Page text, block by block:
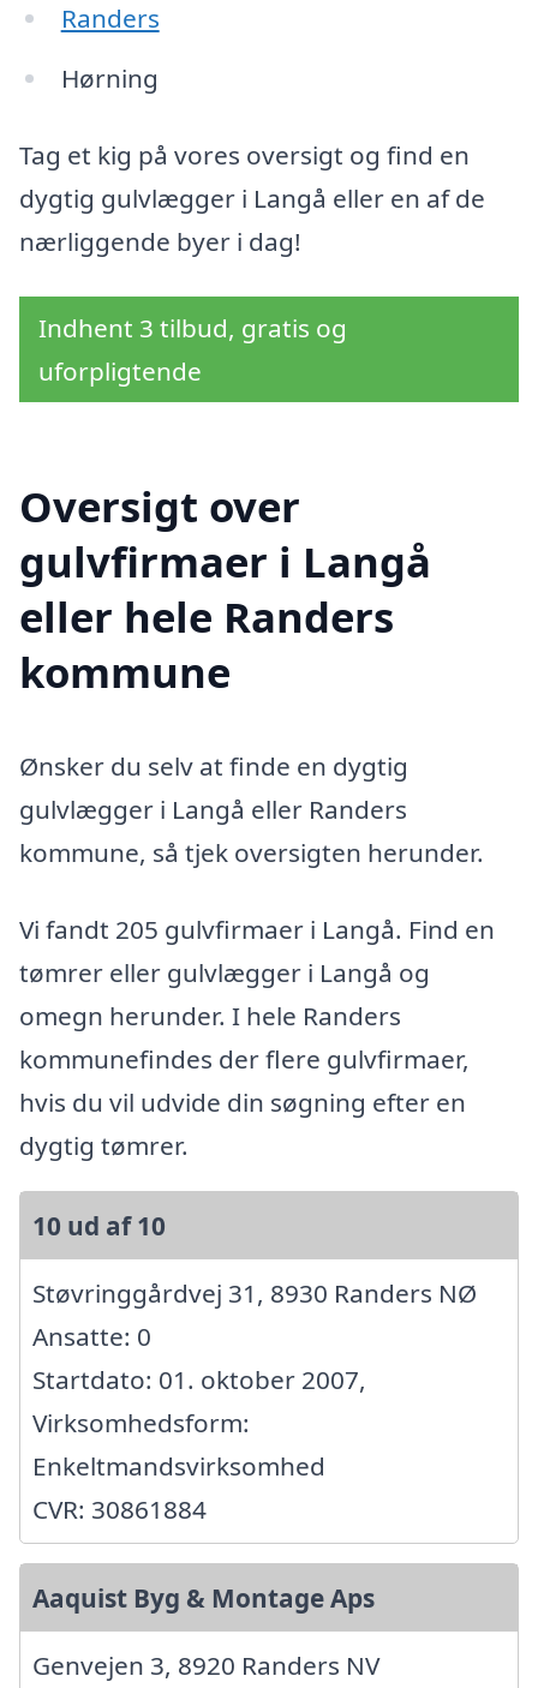
Randers
Hørning
Tag et kig på vores oversigt og find en
dygtig gulvlægger i Langå eller en af de
nærliggende byer i dag!
Indhent 3 tilbud, gratis og
uforpligtende
Oversigt over
gulvfirmaer i Langå
eller hele Randers
kommune
Ønsker du selv at finde en dygtig
gulvlægger i Langå eller Randers
kommune, så tjek oversigten herunder.
Vi fandt 205 gulvfirmaer i Langå. Find en
tømrer eller gulvlægger i Langå og
omegn herunder. I hele Randers
kommunefindes der flere gulvfirmaer,
hvis du vil udvide din søgning efter en
dygtig tømrer.
10 ud af 10
Støvringgårdvej 31, 8930 Randers NØ
Ansatte: 0
Startdato: 01. oktober 2007,
Virksomhedsform:
Enkeltmandsvirksomhed
CVR: 30861884
Aaquist Byg & Montage Aps
Genvejen 3, 8920 Randers NV